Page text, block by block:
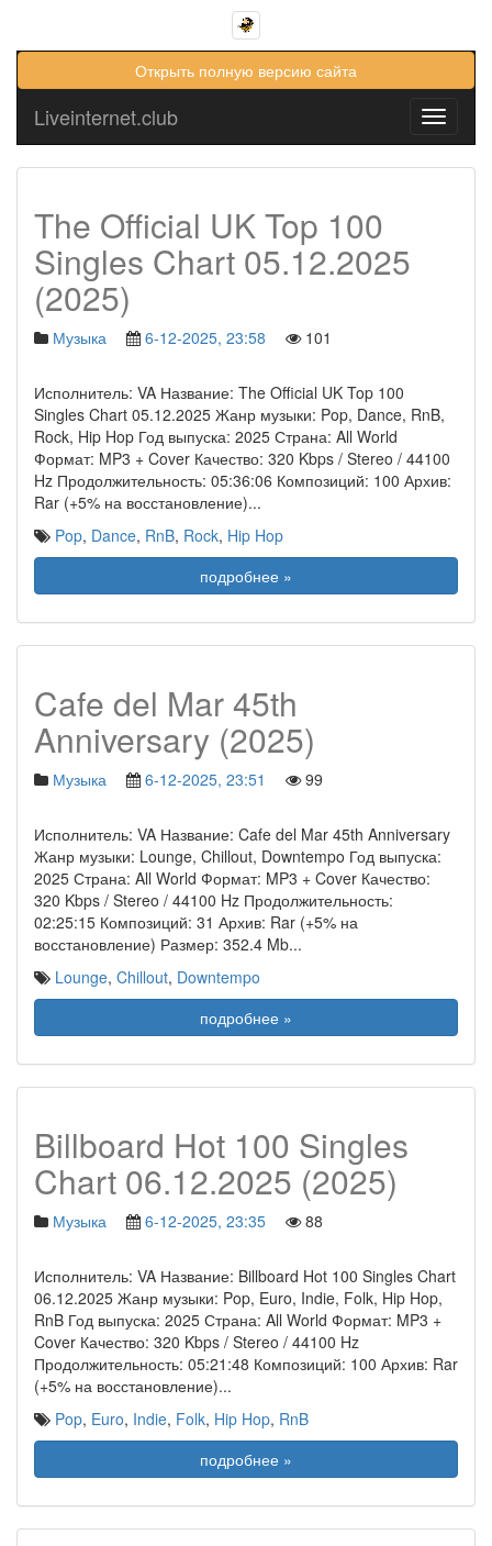
Открыть полную версию сайта
Toggle
Liveinternet.club
The Official UK Top 100
Singles Chart 05.12.2025
(2025)
Музыка 6-12-2025, 23:58 101
Исполнитель: VA Название: The Official UK Top 100
Singles Chart 05.12.2025 Жанр музыки: Pop, Dance, RnB,
Rock, Hip Hop Год выпуска: 2025 Страна: All World
Формат: MP3 + Cover Качество: 320 Kbps / Stereo / 44100
Hz Продолжительность: 05:36:06 Композиций: 100 Архив:
Rar (+5% на восстановление)...
Pop, Dance, RnB, Rock, Hip Hop
подробнее »
Cafe del Mar 45th
Anniversary (2025)
Музыка 6-12-2025, 23:51 99
Исполнитель: VA Название: Cafe del Mar 45th Anniversary
Жанр музыки: Lounge, Chillout, Downtempo Год выпуска:
2025 Страна: All World Формат: MP3 + Cover Качество:
320 Kbps / Stereo / 44100 Hz Продолжительность:
02:25:15 Композиций: 31 Архив: Rar (+5% на
восстановление) Размер: 352.4 Mb...
Lounge, Chillout, Downtempo
подробнее »
Billboard Hot 100 Singles
Chart 06.12.2025 (2025)
Музыка 6-12-2025, 23:35 88
Исполнитель: VA Название: Billboard Hot 100 Singles Chart
06.12.2025 Жанр музыки: Pop, Euro, Indie, Folk, Hip Hop,
RnB Год выпуска: 2025 Страна: All World Формат: MP3 +
Cover Качество: 320 Kbps / Stereo / 44100 Hz
Продолжительность: 05:21:48 Композиций: 100 Архив: Rar
(+5% на восстановление)...
Pop, Euro, Indie, Folk, Hip Hop, RnB
подробнее »